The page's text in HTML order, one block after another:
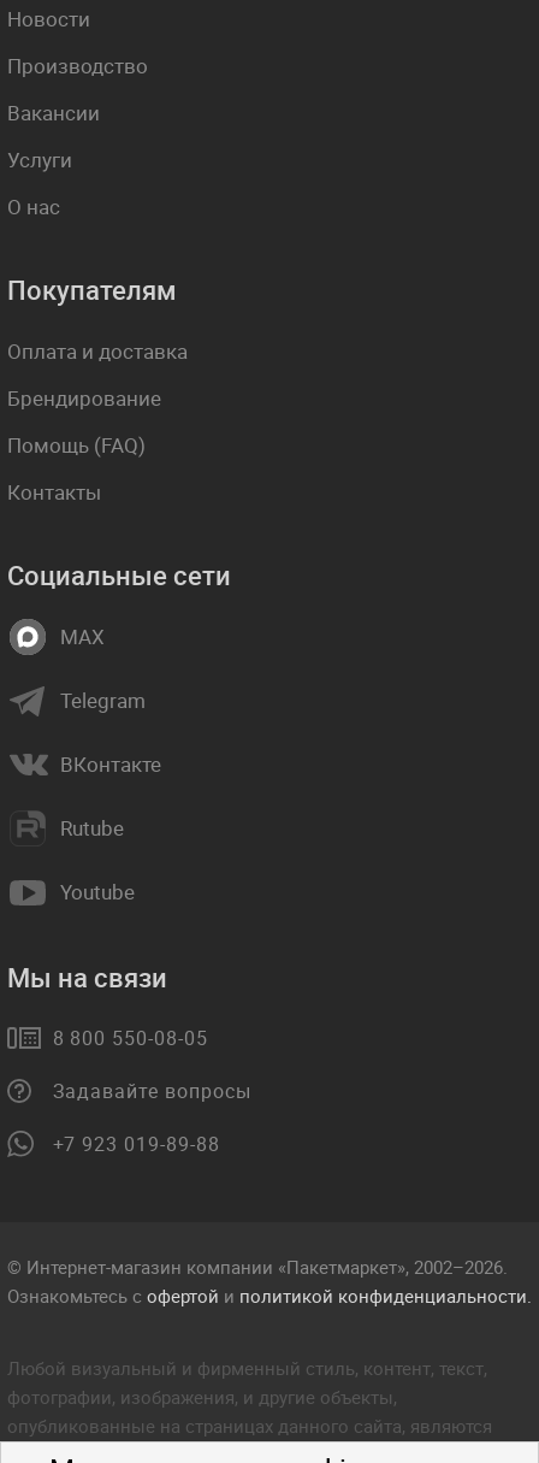
Новости
Производство
Вакансии
Услуги
О нас
Покупателям
Оплата и доставка
Брендирование
Помощь (FAQ)
Контакты
Социальные сети
MAX
Telegram
ВКонтакте
Rutube
Youtube
Мы на связи
8 800 550-08-05
Задавайте вопросы
+7 923 019-89-88
© Интернет-магазин компании «Пакетмаркет», 2002–2026.
Ознакомьтесь с офертой и политикой конфиденциальности.
Любой визуальный и фирменный стиль, контент, текст,
фотографии, изображения, и другие объекты,
опубликованные на страницах данного сайта, являются
объектом прав интеллектуальной собственности компании